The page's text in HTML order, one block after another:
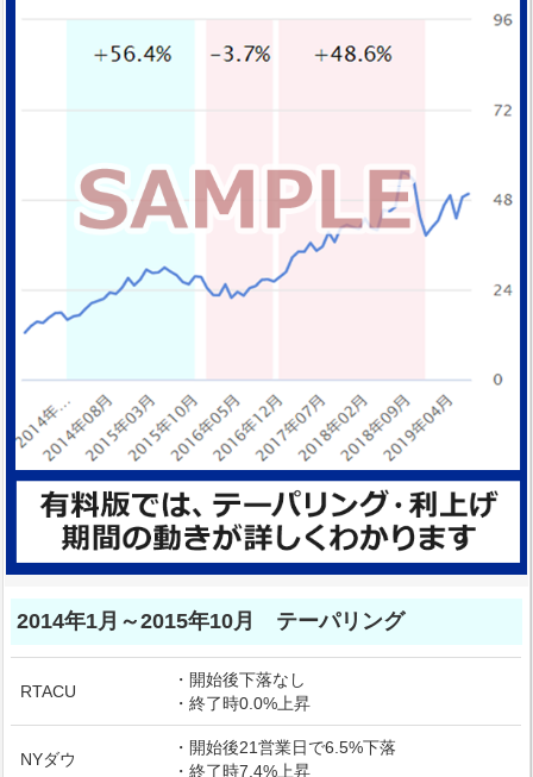
2014年1月～2015年10月 テーパリング
RTACU
・開始後下落なし
・終了時0.0%上昇
NYダウ
・開始後21営業日で6.5%下落
・終了時7.4%上昇